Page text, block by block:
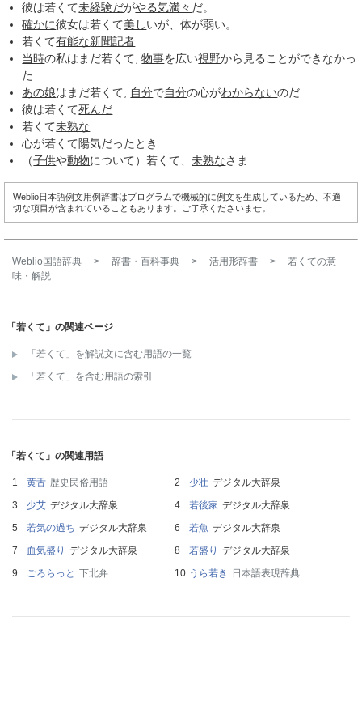
彼は若くて未経験だがやる気満々 だ。
確かに彼女は若くて美しいが、体が弱い。
若くて有能な新聞記者
当時の私はまだ若くて,物事を広い視野から見ることができなかっ
た.
あの娘はまだ若くて, 自分で自分の心がわからないのだ.
彼は若くて死んだ
若くて未熟な
心が若くて陽気だったとき
（子供や動物について）若くて、未熟なさま
Weblio日本語例文用例辞書はプログラムで機械的に例文を生成しているため、不適
切な項目が含まれていることもあります。ご了承くださいませ。
Weblio国語辞典 > 辞書・百科事典 > 活用形辞書 > 若くての意
味・解説
「若くて」の関連ページ
「若くて」を解説文に含む用語の一覧
「若くて」を含む用語の索引
「若くて」の関連用語
黄舌 歴史民俗用語 少壮 デジタル大辞泉
少艾 デジタル大辞泉 若後家 デジタル大辞泉
若気の過ち デジタル大辞泉 若魚 デジタル大辞泉
血気盛り デジタル大辞泉 若盛り デジタル大辞泉
ごろらっと 下北弁 うら若き 日本語表現辞典